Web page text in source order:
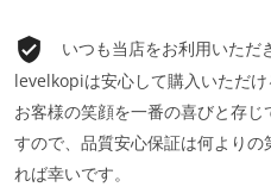
いつも当店をお利用いただ
levelkopiは安心して購入いただ
お客様の笑顔を一番の喜びと存
すので、品質安心保証は何より
れば幸いです。